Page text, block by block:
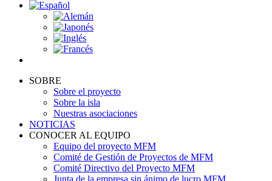
SOBRE
Sobre el proyecto
Sobre la isla
Nuestras asociaciones
NOTICIAS
CONOCER AL EQUIPO
Equipo del proyecto MFM
Comité de Gestión de Proyectos de MFM
Comité Directivo del Proyecto MFM
Junta de la empresa sin ánimo de lucro MFM